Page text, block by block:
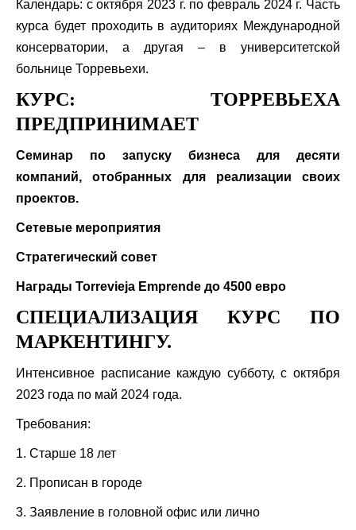
Календарь: с октября 2023 г. по февраль 2024 г. Часть
курса будет проходить в аудиториях Международной
консерватории, а другая – в университетской
больнице Торревьехи.
КУРС: ТОРРЕВЬЕХА
ПРЕДПРИНИМАЕТ
Семинар по запуску бизнеса для десяти
компаний, отобранных для реализации своих
проектов.
Сетевые мероприятия
Стратегический совет
Награды Torrevieja Emprende до 4500 евро
СПЕЦИАЛИЗАЦИЯ КУРС ПО
МАРКЕНТИНГУ.
Интенсивное расписание каждую субботу, с октября
2023 года по май 2024 года.
Требования:
1. Старше 18 лет
2. Прописан в городе
3. Заявление в головной офис или лично